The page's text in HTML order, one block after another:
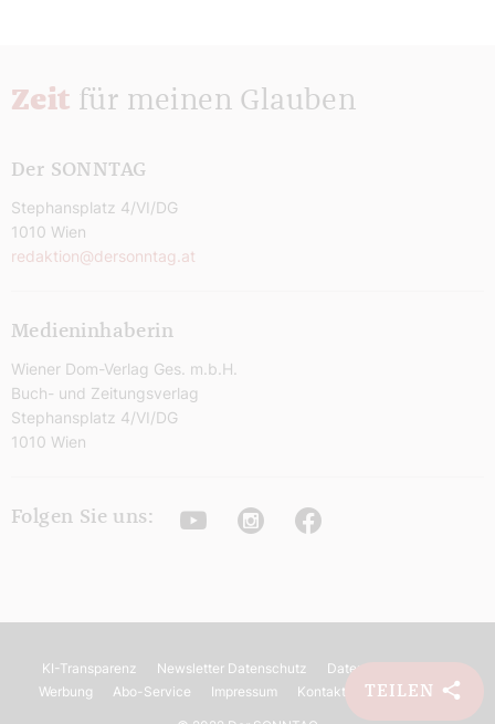
TEILEN
Zeit für meinen Glauben
Der SONNTAG
Stephansplatz 4/VI/DG
1010 Wien
redaktion@dersonntag.at
Medieninhaberin
Wiener Dom-Verlag Ges. m.b.H.
Buch- und Zeitungsverlag
Stephansplatz 4/VI/DG
1010 Wien
Folgen Sie uns: YoutubeInstagramFacebook
KI-Transparenz Newsletter Datenschutz Datenschutz
Werbung
Abo-Service Impressum Kontakt Barrierefreiheit